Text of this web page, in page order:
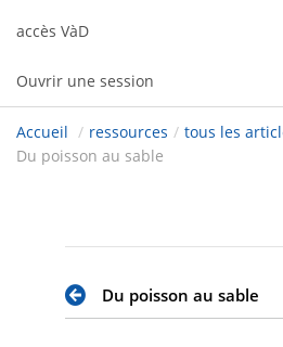
accès VàD
Ouvrir une session
Accueil / ressources / tous les
Du poisson au sable
Du poisson au sable